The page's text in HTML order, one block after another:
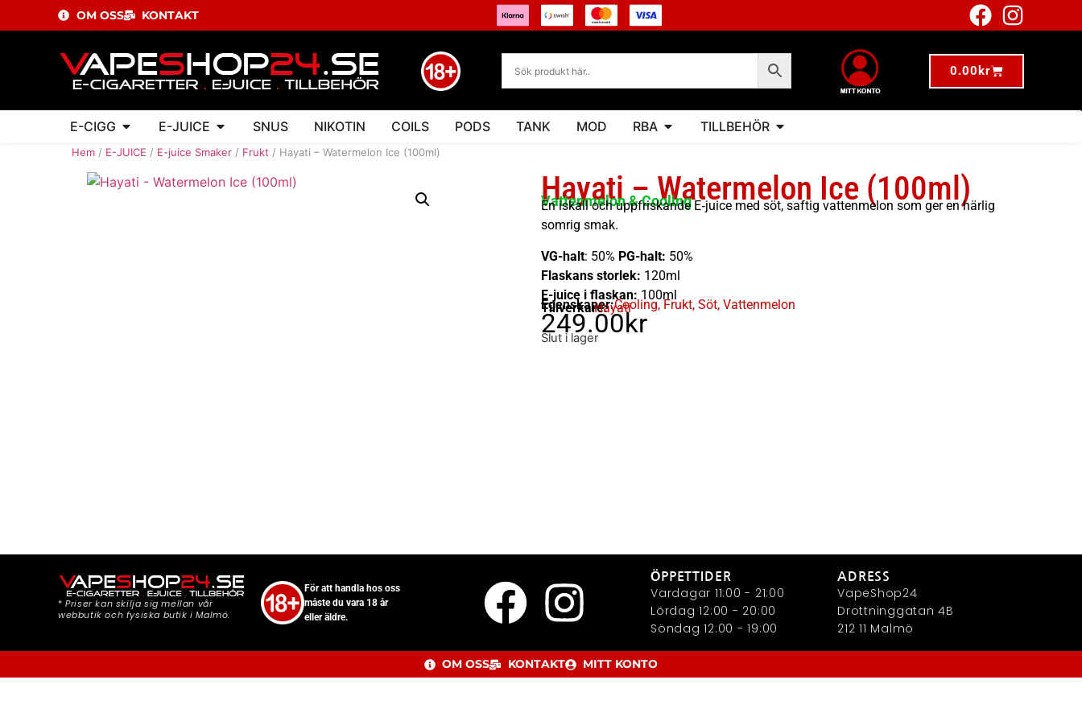
OM OSS KONTAKT
0.00 kr
E-CIGG E-JUICE SNUS NIKOTIN COILS PODS TANK MOD RBA TILLBEHÖR
Hem / E-JUICE / E-juice Smaker / Frukt / Hayati – Watermelon Ice (100ml)
Hayati – Watermelon Ice (100ml)
Vattenmelon & Cooling
En iskall och uppfriskande E‑juice med söt, saftig vattenmelon som ger en härlig
somrig smak.
VG-halt: 50% PG-halt: 50%
Flaskans storlek: 120ml
E-juice i flaskan: 100ml
Egenskaper:Cooling, Frukt, Söt, Vattenmelon
Tillverkare:Hayati
249.00kr
Slut i lager
*Priser kan skilja sig mellan vår
webbutik och fysiska butik i Malmö.
För att handla hos oss
måste du vara 18 år
eller äldre.
ÖPPETTIDER
Vardagar 11:00 - 21:00
Lördag 12:00 - 20:00
Söndag 12:00 - 19:00
ADRESS
VapeShop24
Drottninggatan 4B
212 11 Malmö
OM OSS KONTAKT MITT KONTO